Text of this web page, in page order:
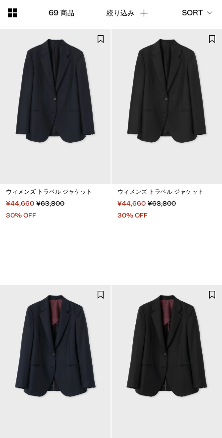
69 商品 絞り込み SORT
ウィメンズ トラベル ジャケット
¥44,660 ¥63,800
30% OFF
ウィメンズ トラベル ジャケット
¥44,660 ¥63,800
30% OFF